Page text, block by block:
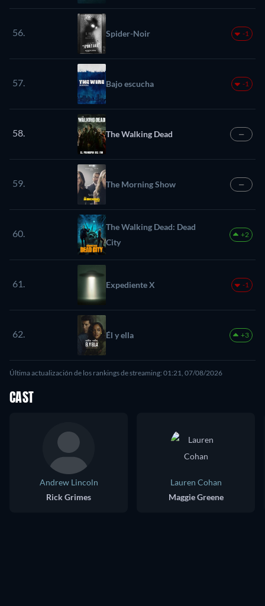
56. Spider-Noir -1
57. Bajo escucha -1
58. The Walking Dead —
59. The Morning Show —
60.
The Walking Dead: Dead
City
+2
61. Expediente X -1
62. Él y ella +3
Última actualización de los rankings de streaming: 01:21, 07/08/2026
CAST
Andrew Lincoln
Rick Grimes
Lauren Cohan
Maggie Greene